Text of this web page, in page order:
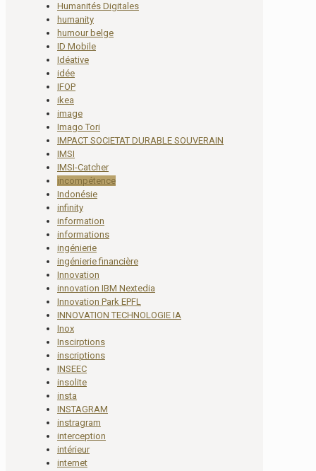
Humanités Digitales
humanity
humour belge
ID Mobile
Idéative
idée
IFOP
ikea
image
Imago Tori
IMPACT SOCIETAT DURABLE SOUVERAIN
IMSI
IMSI-Catcher
incompétence
Indonésie
infinity
information
informations
ingénierie
ingénierie financière
Innovation
innovation IBM Nextedia
Innovation Park EPFL
INNOVATION TECHNOLOGIE IA
Inox
Inscirptions
inscriptions
INSEEC
insolite
insta
INSTAGRAM
instragram
interception
intérieur
internet